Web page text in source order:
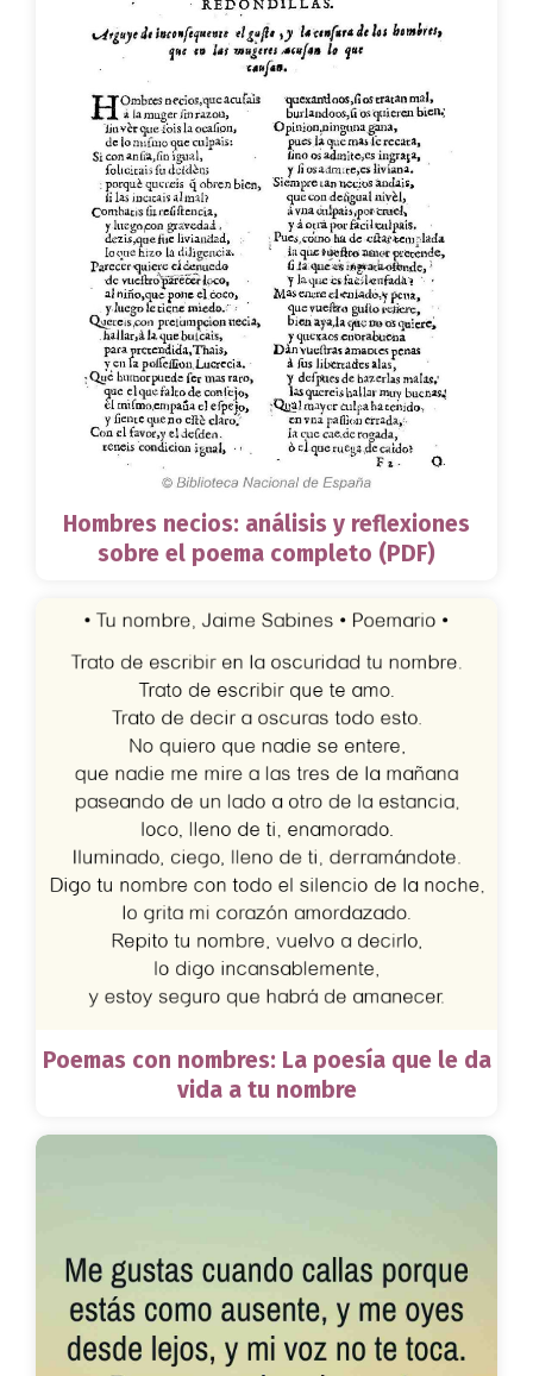
Hombres necios: análisis y reflexiones
sobre el poema completo (PDF)
Poemas con nombres: La poesía que le da
vida a tu nombre